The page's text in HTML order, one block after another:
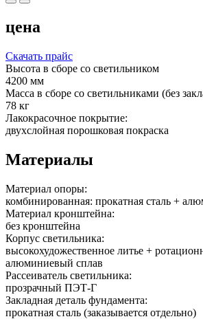
цена
Скачать прайс
Высота в сборе со светильником
4200 мм
Масса в сборе со светильниками (без
78 кг
Лакокрасочное покрытие:
двухслойная порошковая покраска
Материалы
Материал опоры:
комбинированная: прокатная сталь +
Материал кронштейна:
без кронштейна
Корпус светильника:
высокохудожественное литье +
алюминиевый сплав
Рассеиватель светильника:
прозрачный ПЭТ-Г
Закладная деталь фундамента:
прокатная сталь (заказывается отдельно)